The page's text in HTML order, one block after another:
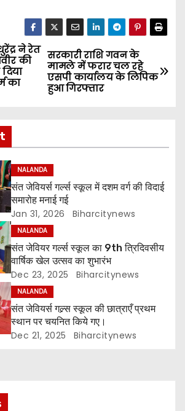
सरकारी राशि गवन के
मामले में फरार चल रहे
एसपी कार्यालय के लिपिक
हुआ गिरफ्तार
ने रेत
की
का
NALANDA
संत जेवियर्स गर्ल्स स्कूल में दशम वर्ग की विदाई
समारोह मनाई गई
Jan 31, 2026 Biharcitynews
NALANDA
संत जेवियर गर्ल्स स्कूल का 9th त्रिदिवसीय
वार्षिक खेल उत्सव का शुभारंभ
Dec 23, 2025 Biharcitynews
NALANDA
संत जेवियर्स गल्र्स स्कूल की छात्र‌ाएँ प्रथम
स्थान पर चयनित किये गए।
Dec 21, 2025 Biharcitynews